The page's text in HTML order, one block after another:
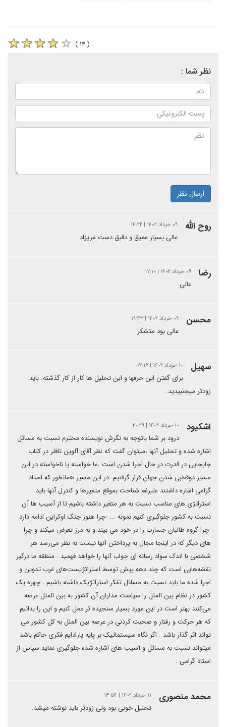
( ۱۴ )
نظر شما :
ارسال نظر
روح الله ۰۹ خرداد ۱۴۰۲ | ۱۴:۲۲
عالی.بسیار عمیق و دقیق.دست مریزاد
رضا ۰۹ خرداد ۱۴۰۲ | ۱۷:۱۰
عالی
محسن ۰۹ خرداد ۱۴۰۲ | ۱۹:۴۳
عالی بود متشکر
سهیل ۱۰ خرداد ۱۴۰۲ | ۰۲:۱۶
برای گفتن این حرفها و این تحلیل ها کار از کار گذشته. باید
زودتر میجنبیدید.
اشکیود ۱۰ خرداد ۱۴۰۲ | ۲۰:۲۹
درود بر شما باتوجه به نگرش نویسنده محترم نسبت به مسائل
اشاره شده و تحلیل آنها ،میتوان گفت که نظر آقای آلوین تافلر در کتاب
جابجایی در قدرت در حال اجرا شدن است .ما خواسته یا ناخواسته در این
مسیر دوقطبی شدن جهان قرار گرفتیم .در این مسیر همانطور که استاد
گرامی اشاره داشتند علیرغم شناخت بموقع متغیرها و کنترل آنها باید
استراتژی های مناسب نسبت به هر متغیر داشته باشیم تا از آسیب ها آن
نسبت به کشور جلوگیری کنیم نمونه ... -چرا هنوز جنگ اوکراین ادامه دارد
-چرا گروه طالبان جسارت را در خود می بیند و به مرز تعرض میکند و چرا
های دیگر که در اینجا مجال به پرداختن آنها نیست به نظر می‌رسد هر
شخصی با اندک سواد رسانه ای جواب آنها را خواهد فهمید . منطقه ما درگیر
نقشه‌هایی است که چند دهه پیش توسط استراتژیست‌های غرب تدوین و
اجرا شده ما باید نسبت به مسائل تفکر استراتژیک داشته باشیم . چهره یک
کشور در نظام بین الملل را سیاست مداران آن کشور به بین الملل عرضه
می‌کنند بهتر است در این مورد بسیار سنجیده تر عمل کنیم و این را بدانیم
که هر حرکت و رفتار و صحبت کردنی در عرصه بین الملل به کل کشور می
تواند اثر گذار باشد . اگر نگاه سیستماتیک بر پایه پارادایم فکری حاکم باشد
میتواند نسبت به مسائل و آسیب های اشاره شده جلوگیری نماید سپاس از
استاد گرامی .
محمد منصوری ۱۱ خرداد ۱۴۰۲ | ۱۳:۵۴
تحلیل خوبی بود ولی زودتر باید نوشته میشد.